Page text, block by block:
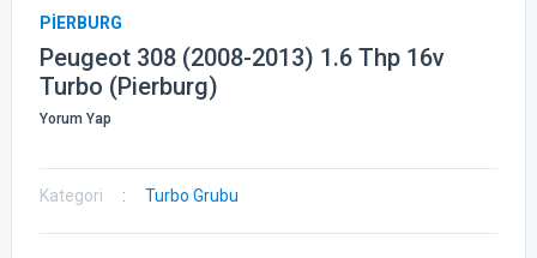
PİERBURG
Peugeot 308 (2008-2013) 1.6 Thp 16v
Turbo (Pierburg)
Yorum Yap
Kategori Turbo Grubu